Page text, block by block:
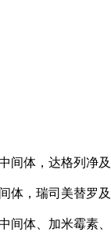
间体，达格列净及
体，瑞司美替罗及
间体、加米霉素、